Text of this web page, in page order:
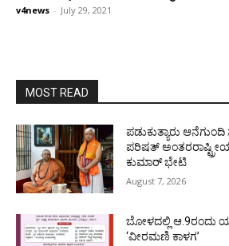
v4news - July 29, 2021
MOST READ
ಪಡುಕುತ್ಯಾರು ಆನೆಗುಂದಿ
ಪರಿಷತ್
ಕುಮಾರ್ ಭೇಟಿ
August 7, 2026
ಬೋಳದಲ್ಲಿ ಆ.9ರಂದು
‘ವೀರಮಣಿ ಕಾಳಗ’